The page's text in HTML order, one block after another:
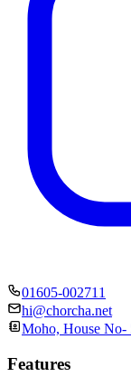
01605-002711
hi@chorcha.net
Moho, House No-
Features